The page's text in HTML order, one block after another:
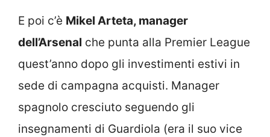
E poi c’è Mikel Arteta, manager
dell’Arsenal che punta alla Premier League
quest’anno dopo gli investimenti estivi in
sede di campagna acquisti. Manager
spagnolo cresciuto seguendo gli
insegnamenti di Guardiola (era il suo vice